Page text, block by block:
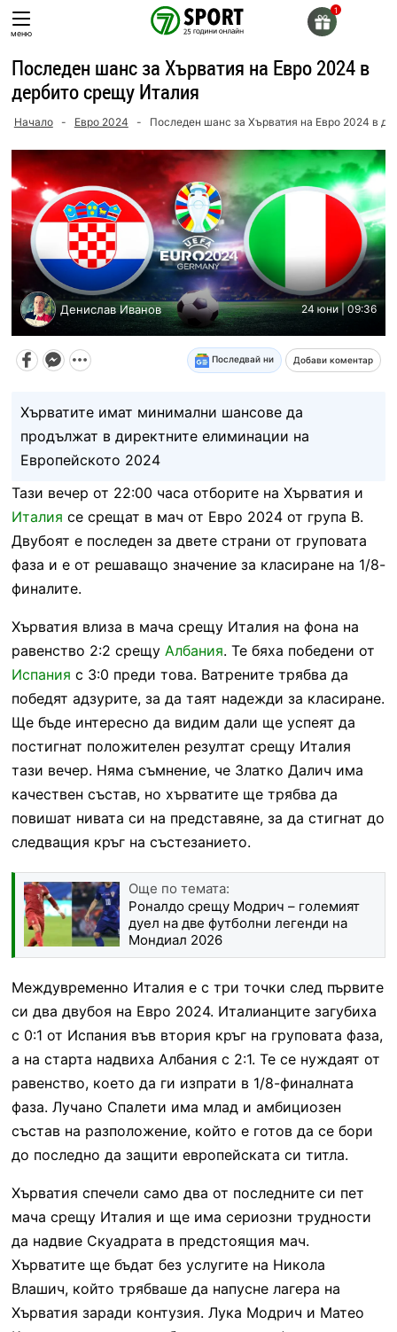
Skip
toменю
Последен шанс за Хърватия на Евро 2024 в
дербито срещу Италия
Начало - Евро 2024 - Последен шанс за Хърватия на Евро 2024 в
Денислав Иванов 24 юни | 09:36
Последвай ни Добави коментар
Хърватите имат минимални шансове да
продължат в директните елиминации на
Европейското 2024
Тази вечер от 22:00 часа отборите на Хърватия и
Италия се срещат в мач от Евро 2024 от група В.
Двубоят е последен за двете страни от груповата
фаза и е от решаващо значение за класиране на 1/8-
финалите.
Хърватия влиза в мача срещу Италия на фона на
равенство 2:2 срещу Албания. Те бяха победени от
Испания с 3:0 преди това. Ватрените трябва да
победят адзурите, за да таят надежди за класиране.
Ще бъде интересно да видим дали ще успеят да
постигнат положителен резултат срещу Италия
тази вечер. Няма съмнение, че Златко Далич има
качествен състав, но хърватите ще трябва да
повишат нивата си на представяне, за да стигнат до
следващия кръг на състезанието.
Още по темата:
Роналдо срещу Модрич – големият
дуел на две футболни легенди на
Мондиал 2026
Междувременно Италия е с три точки след първите
си два двубоя на Евро 2024. Италианците загубиха
с 0:1 от Испания във втория кръг на груповата фаза,
а на старта надвиха Албания с 2:1. Те се нуждаят от
равенство, което да ги изпрати в 1/8-финалната
фаза. Лучано Спалети има млад и амбициозен
състав на разположение, който е готов да се бори
до последно да защити европейската си титла.
Хърватия спечели само два от последните си пет
мача срещу Италия и ще има сериозни трудности
да надвие Скуадрата в предстоящия мач.
Хърватите ще бъдат без услугите на Никола
Влашич, който трябваше да напусне лагера на
Хърватия заради контузия. Лука Модрич и Матео